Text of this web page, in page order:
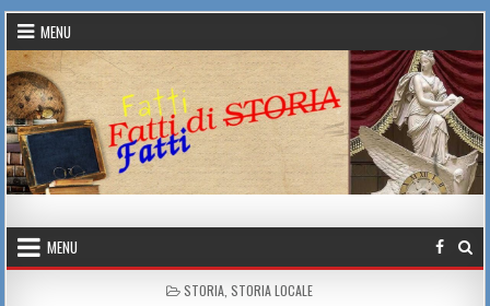
Skip to content
MENU
Fatti di Storia
MENU
POSTED IN
STORIA STORIA LOCALE